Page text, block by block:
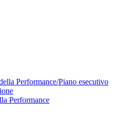
Performance/Piano esecutivo
Performance